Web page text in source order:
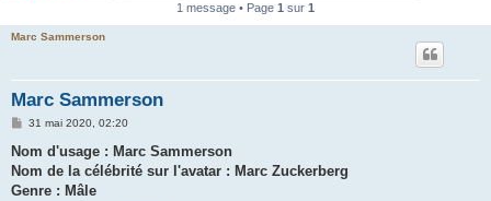
1 message • Page 1 sur 1
Marc Sammerson
Marc Sammerson
M
s
a
g
31 mai 2020, 02:20
Nom d'usage : Marc Sammerson
Nom de la célébrité sur l'avatar : Marc Zuckerberg
Genre : Mâle